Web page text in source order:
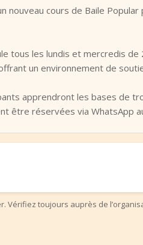
nouveau cours de Baile
tous les lundis et mercredis
un environnement de
apprendront les bases de
être réservées via WhatsApp
Vérifiez toujours auprès de